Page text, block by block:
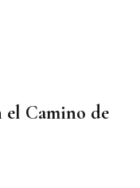
el Camino de